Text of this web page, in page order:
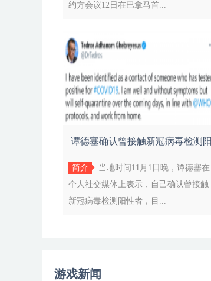
约方会议12日在巴拿马首...
谭德塞确认曾接触新冠病毒检测阳
性者，
简介
当地时间11月1日晚，谭德塞在
个人社交媒体上表示，自己确认曾接触
新冠病毒检测阳性者，目...
游戏新闻